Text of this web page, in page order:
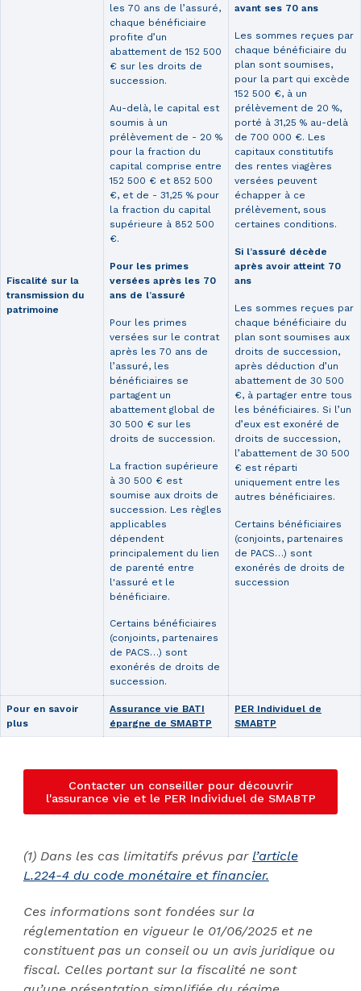
Fiscalité sur la
transmission du
patrimoine
les 70 ans de l’assuré,
chaque bénéficiaire
profite d’un
abattement de 152 500
€ sur les droits de
succession.
Au-delà, le capital est
soumis à un
prélèvement de - 20 %
pour la fraction du
capital comprise entre
152 500 € et 852 500
€, et de - 31,25 % pour
la fraction du capital
supérieure à 852 500
€.
Pour les primes
versées après les 70
ans de l’assuré
Pour les primes
versées sur le contrat
après les 70 ans de
l’assuré, les
bénéficiaires se
partagent un
abattement global de
30 500 € sur les
droits de succession.
La fraction supérieure
à 30 500 € est
soumise aux droits de
succession. Les règles
applicables
dépendent
principalement du lien
de parenté entre
l'assuré et le
bénéficiaire.
Certains bénéficiaires
(conjoints, partenaires
de PACS…) sont
exonérés de droits de
succession.
avant ses 70 ans
Les sommes reçues par
chaque bénéficiaire du
plan sont soumises,
pour la part qui excède
152 500 €, à un
prélèvement de 20 %,
porté à 31,25 % au-delà
de 700 000 €. Les
capitaux constitutifs
des rentes viagères
versées peuvent
échapper à ce
prélèvement, sous
certaines conditions.
Si l’assuré décède
après avoir atteint 70
ans
Les sommes reçues par
chaque bénéficiaire du
plan sont soumises aux
droits de succession,
après déduction d’un
abattement de 30 500
€, à partager entre tous
les bénéficiaires. Si l’un
d’eux est exonéré de
droits de succession,
l’abattement de 30 500
€ est réparti
uniquement entre les
autres bénéficiaires.
Certains bénéficiaires
(conjoints, partenaires
de PACS…) sont
exonérés de droits de
succession
Pour en savoir
plus
Assurance vie BATI
épargne de SMABTP
PER Individuel de
SMABTP
Contacter un conseiller pour découvrir
l'assurance vie et le PER Individuel de SMABTP
(1) Dans les cas limitatifs prévus par l’article
L.224-4 du code monétaire et financier.
Ces informations sont fondées sur la
réglementation en vigueur le 01/06/2025 et ne
constituent pas un conseil ou un avis juridique ou
fiscal. Celles portant sur la fiscalité ne sont